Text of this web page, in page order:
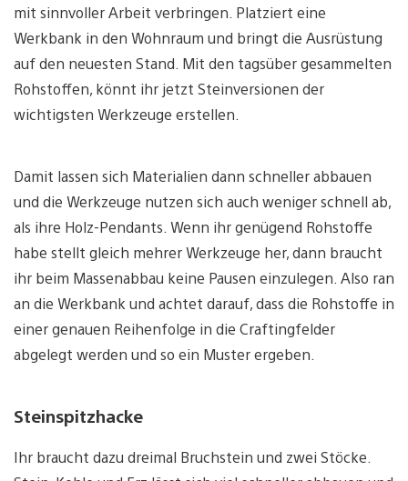
mit sinnvoller Arbeit verbringen. Platziert eine
Werkbank in den Wohnraum und bringt die Ausrüstung
auf den neuesten Stand. Mit den tagsüber gesammelten
Rohstoffen, könnt ihr jetzt Steinversionen der
wichtigsten Werkzeuge erstellen.
Damit lassen sich Materialien dann schneller abbauen
und die Werkzeuge nutzen sich auch weniger schnell ab,
als ihre Holz-Pendants. Wenn ihr genügend Rohstoffe
habe stellt gleich mehrer Werkzeuge her, dann braucht
ihr beim Massenabbau keine Pausen einzulegen. Also ran
an die Werkbank und achtet darauf, dass die Rohstoffe in
einer genauen Reihenfolge in die Craftingfelder
abgelegt werden und so ein Muster ergeben.
Steinspitzhacke
Ihr braucht dazu dreimal Bruchstein und zwei Stöcke.